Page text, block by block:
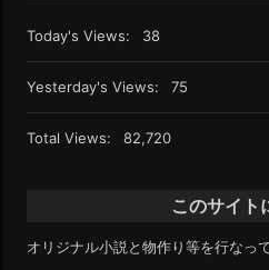
Today's Views: 38
Yesterday's Views: 75
Total Views: 82,720
このサイト
オリジナル小説と物作り等を行なっ